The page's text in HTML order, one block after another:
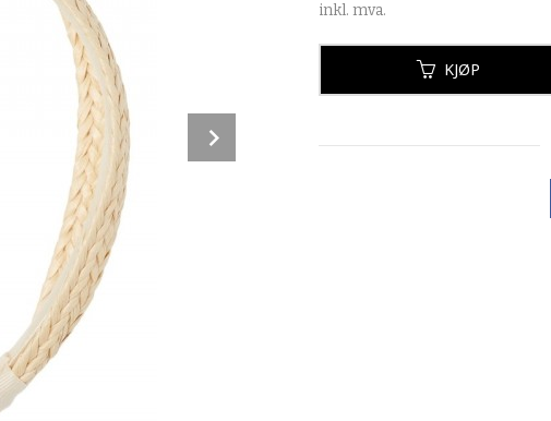
inkl. mva.
KJØP